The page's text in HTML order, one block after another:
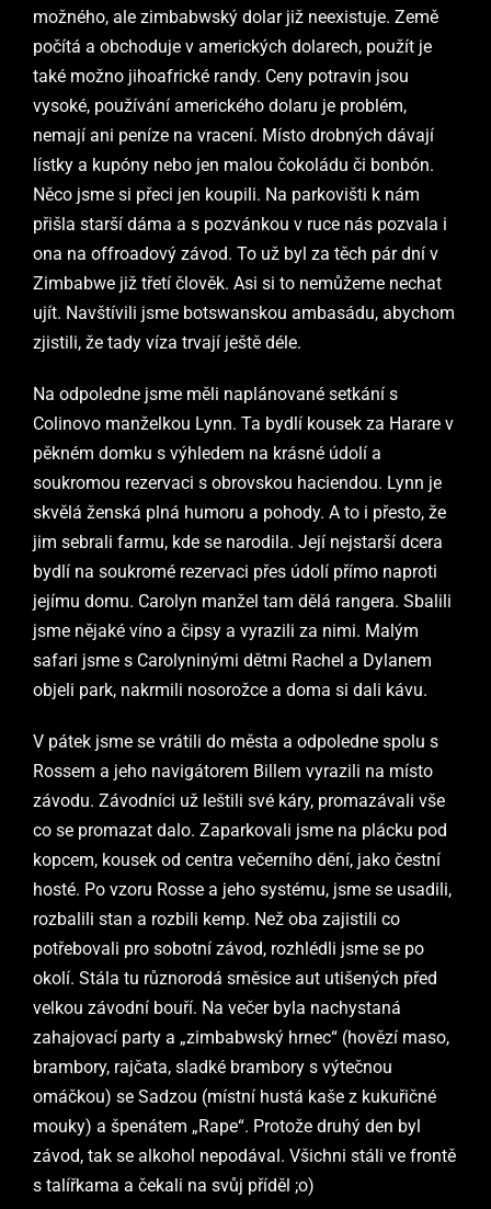
možného, ale zimbabwský dolar již neexistuje. Země
počítá a obchoduje v amerických dolarech, použít je
také možno jihoafrické randy. Ceny potravin jsou
vysoké, používání amerického dolaru je problém,
nemají ani peníze na vracení. Místo drobných dávají
lístky a kupóny nebo jen malou čokoládu či bonbón.
Něco jsme si přeci jen koupili. Na parkovišti k nám
přišla starší dáma a s pozvánkou v ruce nás pozvala i
ona na offroadový závod. To už byl za těch pár dní v
Zimbabwe již třetí člověk. Asi si to nemůžeme nechat
ujít. Navštívili jsme botswanskou ambasádu, abychom
zjistili, že tady víza trvají ještě déle.
Na odpoledne jsme měli naplánované setkání s
Colinovo manželkou Lynn. Ta bydlí kousek za Harare v
pěkném domku s výhledem na krásné údolí a
soukromou rezervaci s obrovskou haciendou. Lynn je
skvělá ženská plná humoru a pohody. A to i přesto, že
jim sebrali farmu, kde se narodila. Její nejstarší dcera
bydlí na soukromé rezervaci přes údolí přímo naproti
jejímu domu. Carolyn manžel tam dělá rangera. Sbalili
jsme nějaké víno a čipsy a vyrazili za nimi. Malým
safari jsme s Carolyninými dětmi Rachel a Dylanem
objeli park, nakrmili nosorožce a doma si dali kávu.
V pátek jsme se vrátili do města a odpoledne spolu s
Rossem a jeho navigátorem Billem vyrazili na místo
závodu. Závodníci už leštili své káry, promazávali vše
co se promazat dalo. Zaparkovali jsme na plácku pod
kopcem, kousek od centra večerního dění, jako čestní
hosté. Po vzoru Rosse a jeho systému, jsme se usadili,
rozbalili stan a rozbili kemp. Než oba zajistili co
potřebovali pro sobotní závod, rozhlédli jsme se po
okolí. Stála tu různorodá směsice aut utišených před
velkou závodní bouří. Na večer byla nachystaná
zahajovací party a „zimbabwský hrnec“ (hovězí maso,
brambory, rajčata, sladké brambory s výtečnou
omáčkou) se Sadzou (místní hustá kaše z kukuřičné
mouky) a špenátem „Rape“. Protože druhý den byl
závod, tak se alkohol nepodával. Všichni stáli ve frontě
s talířkama a čekali na svůj příděl ;o)